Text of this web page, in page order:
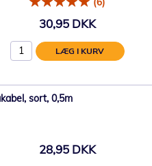
30,95 DKK
LÆG I KURV
sort, 0,5m
28,95 DKK